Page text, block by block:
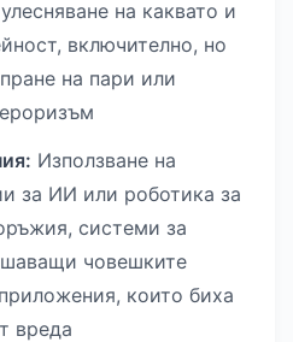
на каквато и
включително, но
на пари или
Използване на
за ИИ или роботика за
системи за
човешките
които биха
вреда